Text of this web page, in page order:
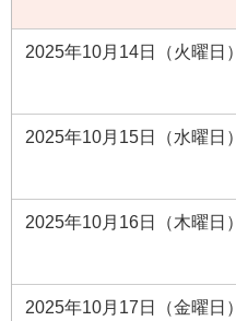
2025年10月14日（火曜日）
2025年10月15日（水曜日）
2025年10月16日（木曜日）
2025年10月17日（金曜日）